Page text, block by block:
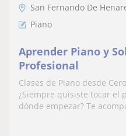
San Fernando De
Piano
Aprender Piano y
Profesional
Clases de Piano desde
¿Siempre quisiste tocar el
dónde empezar? Te